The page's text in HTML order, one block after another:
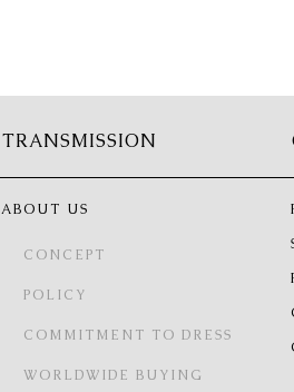
TRANSMISSION
ABOUT US
CONCEPT
POLICY
COMMITMENT TO DRESS
WORLDWIDE BUYING